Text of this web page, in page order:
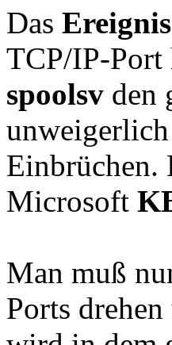
Das
TCP/IP-Port
spoolsv den
Einbrüchen.
Microsoft
Man muß
Ports